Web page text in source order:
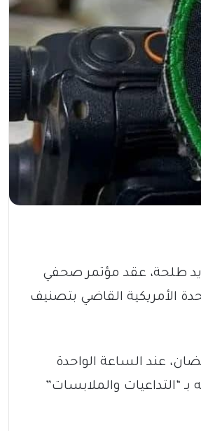
زيد طلحة، عقد مؤتمر صحفي
الأمريكية القاضي بتصنيف
أن ينعقد المؤتمر يوم السبت، الموافق 25 رمضان، عند الساعة الواحدة
“التداعيات والملابسات”